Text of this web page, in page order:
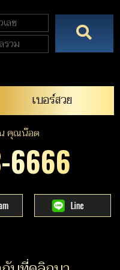
เบอร์สวย
คุณน๊อต
6666